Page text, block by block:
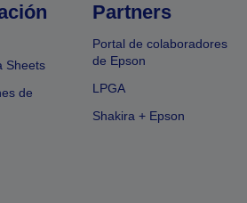
Sheets
de
Partners
Portal de colaboradores
de Epson
LPGA
Shakira + Epson